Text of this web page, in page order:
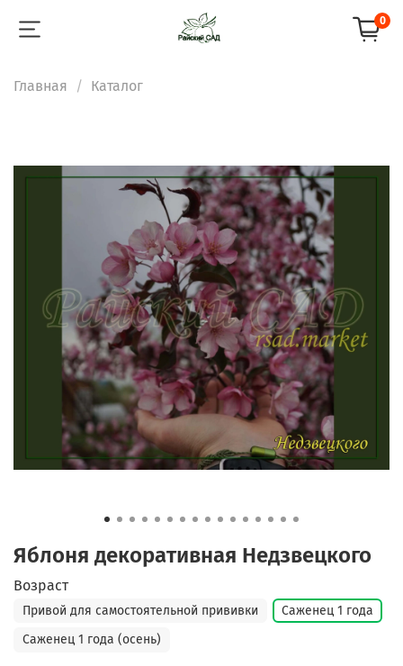
0
Главная Каталог
Яблоня декоративная Недзвецкого
Возраст
Привой для самостоятельной прививки
Саженец 1 года
Саженец 1 года (осень)